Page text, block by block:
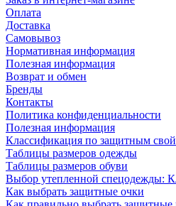
Оплата
Доставка
Самовывоз
Нормативная информация
Полезная информация
Возврат и обмен
Бренды
Контакты
Политика конфиденциальности
Полезная информация
Классификация по защитным
Таблицы размеров одежды
Таблицы размеров обуви
Выбор утепленной спецодежды:
Как выбрать защитные очки